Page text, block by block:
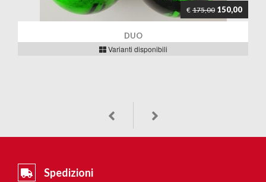
€ 175,00 150,00
DUO
Varianti disponibili
Spedizioni